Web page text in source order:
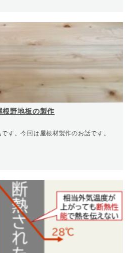
根野地板の製作
す。今回は屋根材製作のお話です。